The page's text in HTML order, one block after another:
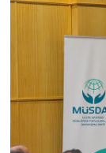
Isparta
İzmir